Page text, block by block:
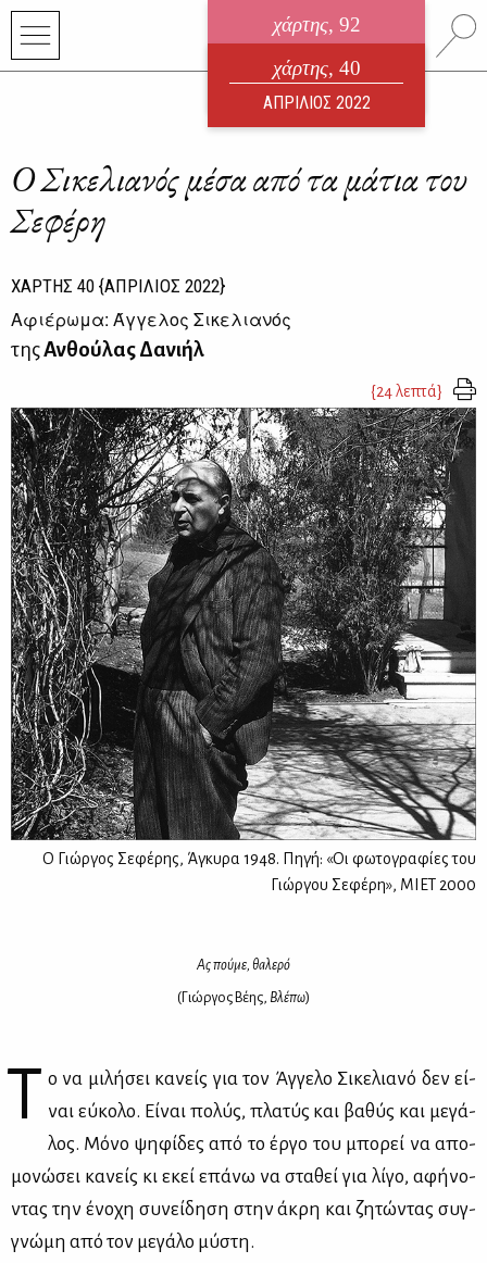
χάρτης, 92
ηλεκτρονικό περιοδικό
ΑΥΓΟΥΣΤΟΣ 2026
χάρτης, 40
ΑΠΡΙΛΙΟΣ 2022
Ο Σικελιανός μέσα από τα μάτια του
Σεφέρη
ΧΑΡΤΗΣ 40 {ΑΠΡΙΛΙΟΣ 2022}
Αφιέρωμα: Άγγελος Σικελιανός
τηςΑνθούλας Δανιήλ
{24 λεπτά}
Ο Γιώργος Σεφέρης, Άγκυρα 1948. Πηγή: «Οι φωτογραφίες του
Γιώργου Σεφέρη», ΜΙΕΤ 2000
Ας πού­με, θα­λε­ρό
(Γιώρ­γος Βέ­ης, Βλέ­πω)
Τ ο να μι­λή­σει κα­νείς για τον Άγ­γε­λο Σι­κε­λια­νό δεν εί­
ναι εύ­κο­λο. Εί­ναι πο­λύς, πλα­τύς και βα­θύς και με­γά­
λος. Μό­νο ψη­φί­δες από το έρ­γο του μπο­ρεί να απο­
μο­νώ­σει κα­νείς κι εκεί επά­νω να στα­θεί για λί­γο, αφή­νο­
ντας την ένο­χη συ­νεί­δη­ση στην άκρη και ζη­τώ­ντας συγ­
γνώ­μη από τον με­γά­λο μύ­στη.